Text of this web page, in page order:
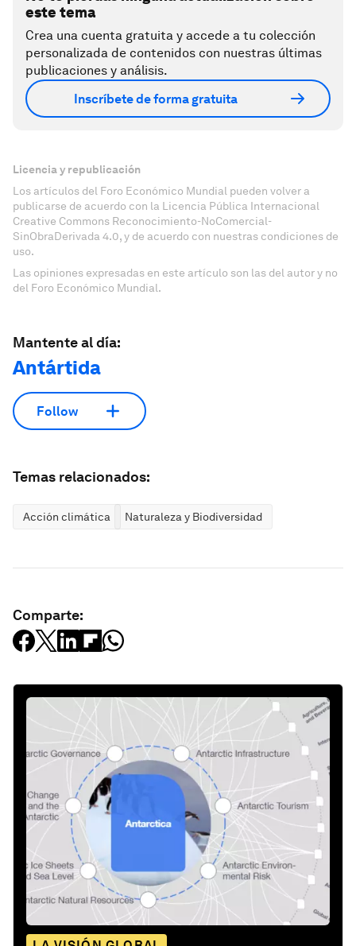
este tema
Crea una cuenta gratuita y accede a tu colección
personalizada de contenidos con nuestras últimas
publicaciones y análisis.
Inscríbete de forma gratuita
Licencia y republicación
Los artículos del Foro Económico Mundial pueden volver a
publicarse de acuerdo con la Licencia Pública Internacional
Creative Commons Reconocimiento-NoComercial-
SinObraDerivada 4.0, y de acuerdo con nuestras condiciones de
uso.
Las opiniones expresadas en este artículo son las del autor y no
del Foro Económico Mundial.
Mantente al día:
Antártida
Follow
Temas relacionados:
Acción climática Naturaleza y Biodiversidad
Comparte: